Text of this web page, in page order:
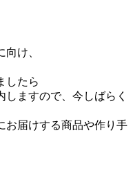
け、
したら
ますので、今しばらく
お届けする商品や作り手